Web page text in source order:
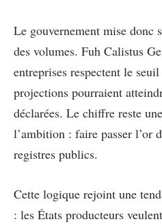
Le gouvernement mise donc
des volumes. Fuh Calistus
entreprises respectent le
projections pourraient
déclarées. Le chiffre reste
l’ambition : faire passer l’or
registres publics.
Cette logique rejoint une
: les États producteurs